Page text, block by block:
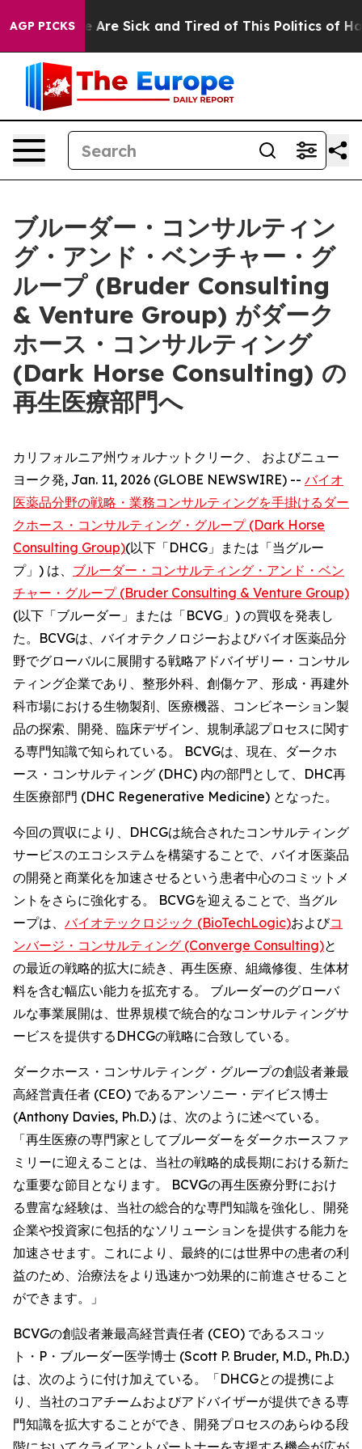
AGP PICKS
“People Are Sick and Tired of This Politics of
ブルーダー・コンサルティン
グ・アンド・ベンチャー・グ
ループ (Bruder Consulting
& Venture Group) がダーク
ホース・コンサルティング
(Dark Horse Consulting) の
再生医療部門へ
カリフォルニア州ウォルナットクリーク、 およびニュー
ヨーク発, Jan. 11, 2026 (GLOBE NEWSWIRE) -- バイオ
医薬品分野の戦略・業務コンサルティングを手掛けるダー
クホース・コンサルティング・グループ (Dark Horse
Consulting Group)(以下「DHCG」または「当グルー
プ」) は、 ブルーダー・コンサルティング・アンド・ベン
チャー・グループ (Bruder Consulting & Venture Group)
(以下「ブルーダー」または「BCVG」) の買収を発表し
た。BCVGは、バイオテクノロジーおよびバイオ医薬品分
野でグローバルに展開する戦略アドバイザリー・コンサル
ティング企業であり、整形外科、創傷ケア、形成・再建外
科市場における生物製剤、医療機器、コンビネーション製
品の探索、開発、臨床デザイン、規制承認プロセスに関す
る専門知識で知られている。 BCVGは、現在、ダークホ
ース・コンサルティング (DHC) 内の部門として、DHC再
生医療部門 (DHC Regenerative Medicine) となった。
今回の買収により、DHCGは統合されたコンサルティング
サービスのエコシステムを構築することで、バイオ医薬品
の開発と商業化を加速させるという患者中心のコミットメ
ントをさらに強化する。 BCVGを迎えることで、当グル
ープは、 バイオテックロジック (BioTechLogic)およびコ
ンバージ・コンサルティング (Converge Consulting)と
の最近の戦略的拡大に続き、再生医療、組織修復、生体材
料を含む幅広い能力を拡充する。 ブルーダーのグローバ
ルな事業展開は、世界規模で統合的なコンサルティングサ
ービスを提供するDHCGの戦略に合致している。
ダークホース・コンサルティング・グループの創設者兼最
高経営責任者 (CEO) であるアンソニー・デイビス博士
(Anthony Davies, Ph.D.) は、次のように述べている。
「再生医療の専門家としてブルーダーをダークホースファ
ミリーに迎えることは、当社の戦略的成長期における新た
な重要な節目となります。 BCVGの再生医療分野におけ
る豊富な経験は、当社の総合的な専門知識を強化し、開発
企業や投資家に包括的なソリューションを提供する能力を
加速させます。これにより、最終的には世界中の患者の利
益のため、治療法をより迅速かつ効果的に前進させること
ができます。」
BCVGの創設者兼最高経営責任者 (CEO) であるスコッ
ト・P・ブルーダー医学博士 (Scott P. Bruder, M.D., Ph.D.)
は、次のように付け加えている。「DHCGとの提携によ
り、当社のコアチームおよびアドバイザーが提供できる専
門知識を拡大することができ、開発プロセスのあらゆる段